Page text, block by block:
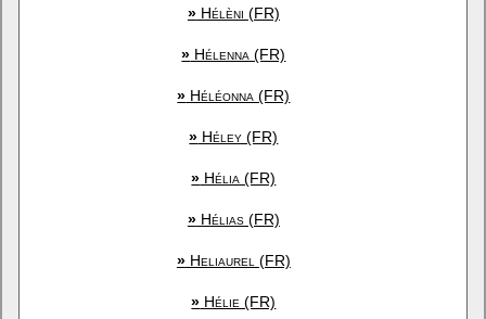
»Hélèni (FR)
» Hélenna (FR)
» Héléonna (FR)
» Héley (FR)
» Hélia (FR)
»Hélias (FR)
»Heliaurel (FR)
» Hélie (FR)